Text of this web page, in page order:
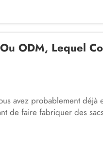
ODM, Lequel
avez probablement déjà
de faire fabriquer des
». Cela signifie que